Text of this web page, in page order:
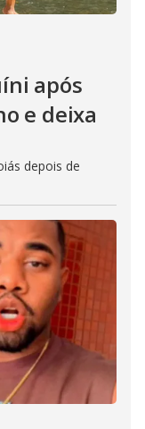
após
e deixa
depois de